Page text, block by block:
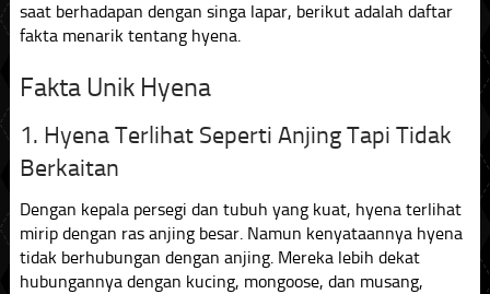
saat berhadapan dengan singa lapar, berikut adalah daftar
fakta menarik tentang hyena.
Fakta Unik Hyena
1. Hyena Terlihat Seperti Anjing Tapi Tidak
Berkaitan
Dengan kepala persegi dan tubuh yang kuat, hyena terlihat
mirip dengan ras anjing besar. Namun kenyataannya hyena
tidak berhubungan dengan anjing. Mereka lebih dekat
hubungannya dengan kucing, mongoose, dan musang,